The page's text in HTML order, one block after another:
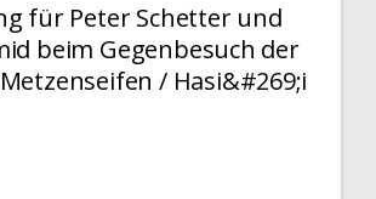
für Peter Schetter und
beim Gegenbesuch der
/ Hasi&#269;i